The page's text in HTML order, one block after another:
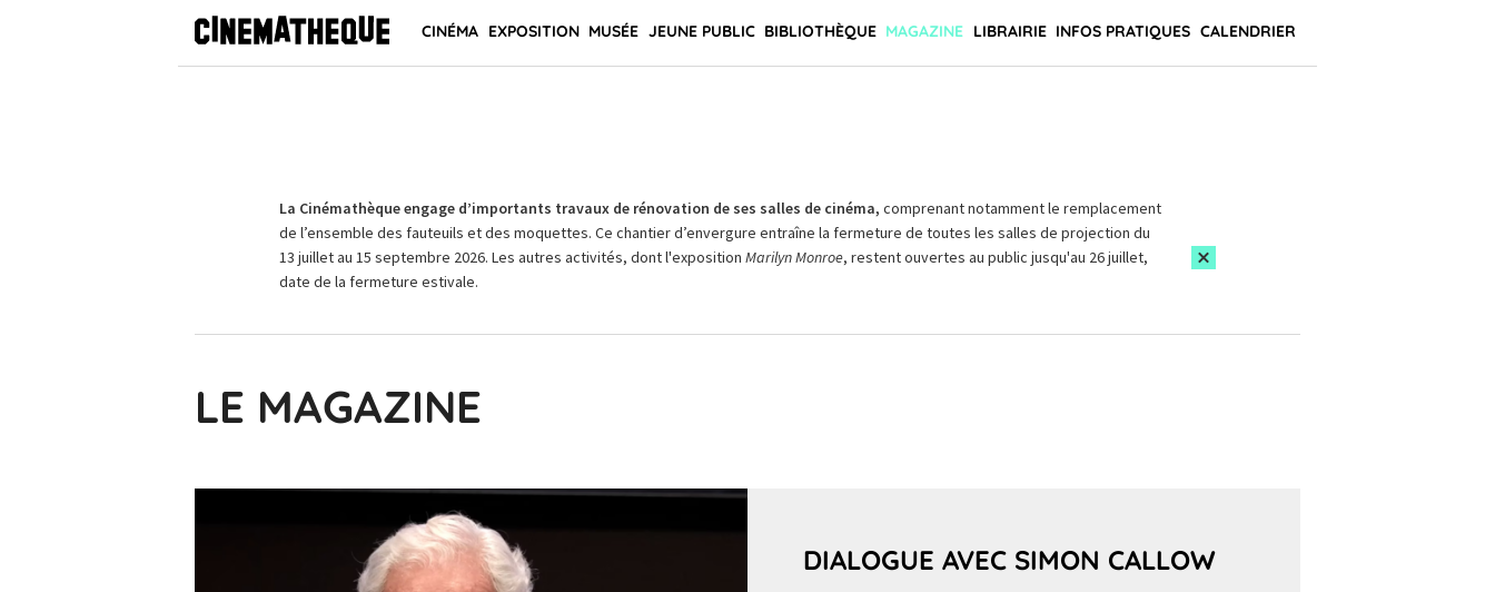
CINÉMA EXPOSITION MUSÉE JEUNE PUBLIC BIBLIOTHÈQUE MAGAZINE LIBRAIRIE INFOS PRATIQUES CALENDRIER
La Cinémathèque engage d’importants travaux de rénovation de ses salles de cinéma, comprenant notamment le remplacement
de l’ensemble des fauteuils et des moquettes. Ce chantier d’envergure entraîne la fermeture de toutes les salles de projection du
13 juillet au 15 septembre 2026. Les autres activités, dont l'exposition Marilyn Monroe, restent ouvertes au public jusqu'au 26 juillet,
date de la fermeture estivale.
LE MAGAZINE
DIALOGUE AVEC SIMON CALLOW